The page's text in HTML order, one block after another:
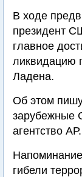
В ходе
президент
главное
ликвидацию
Ладена.
Об этом
зарубежные
агентство АР.
гибели